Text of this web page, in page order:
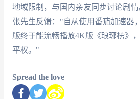
地域限制，与国内亲友同步讨论剧
张先生反馈："自从使用番茄加速器
版终于能流畅播放4K版《琅琊榜》
平权。"
Spread the love